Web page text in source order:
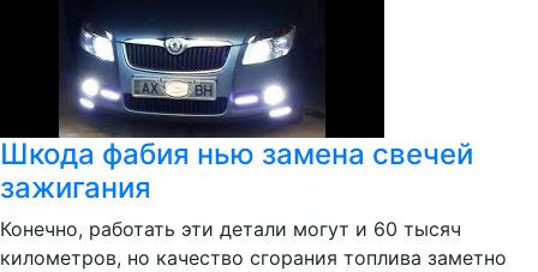
Шкода фабия нью замена свечей
зажигания
Конечно, работать эти детали могут и 60 тысяч
километров, но качество сгорания топлива заметно